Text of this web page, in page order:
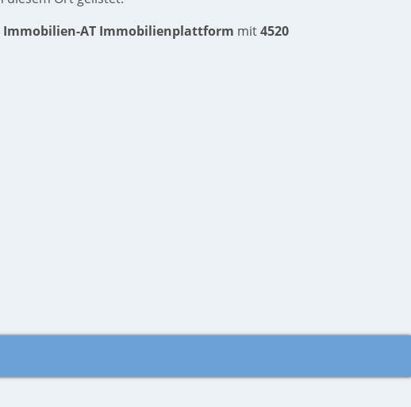
Immobilien-AT Immobilienplattform mit4520